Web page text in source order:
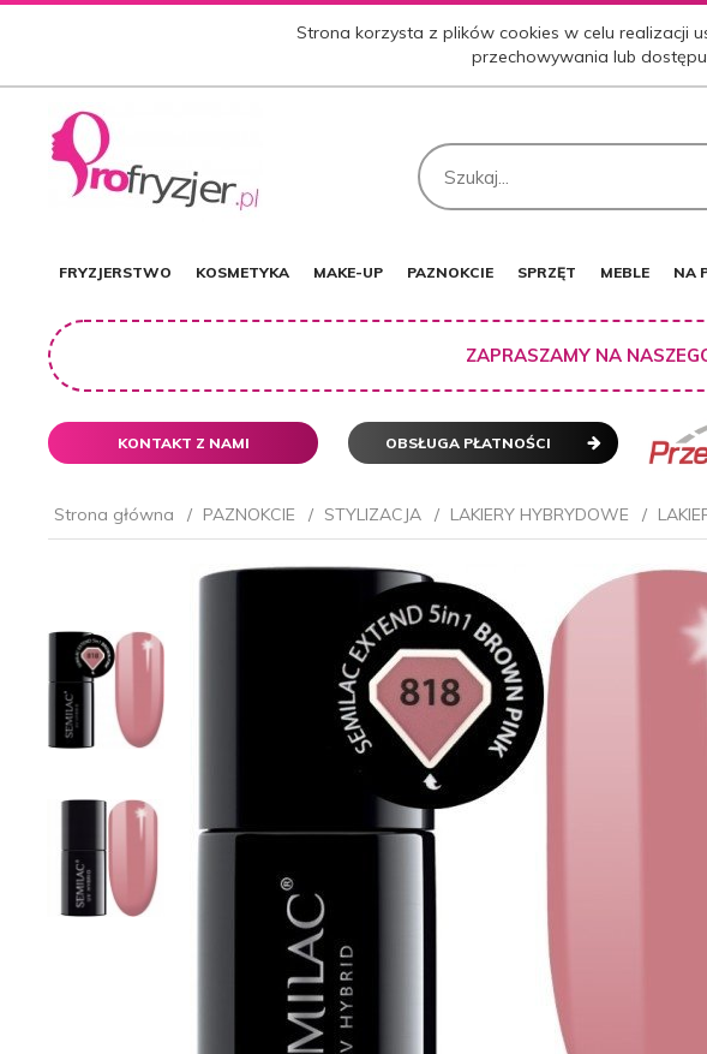
Strona korzysta z plików cookies w celu realizacji
przechowywania lub
FRYZJERSTWO KOSMETYKA MAKE-UP PAZNOKCIE SPRZĘT MEBLE NA
ZAPRASZAMY NA
KONTAKT Z NAMI OBSŁUGA PŁATNOŚCI
Strona główna PAZNOKCIE STYLIZACJA LAKIERY HYBRYDOWE